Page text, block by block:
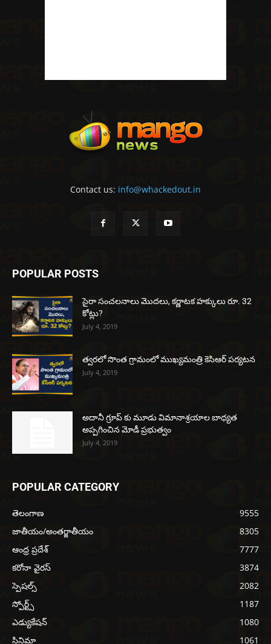
Contact us: info@whackedout.in
POPULAR POSTS
సైరా సంచలనాలు మొదలు, కర్ణాటక హక్కులు రూ. 32
కోట్లు?
July 4, 2019
త్వరలో సొంత గ్రామంలో ముఖ్యమంత్రి కెసిఆర్ పర్యటన
July 4, 2019
అదానీ గ్రూప్ కు మూడు విమానాశ్రయాల బాధ్యత
అప్పగించిన మోడీ ప్రభుత్వం
July 4, 2019
POPULAR CATEGORY
తెలంగాణ
9555
జాతీయం/అంతర్జాతీయం
8305
ఆంధ్ర ప్రదేశ్
7777
కరోనా వైరస్
3874
స్పెషల్స్
2082
స్పోర్ట్స్
1187
ఎడ్యుకేషన్
1080
సినిమా
1061